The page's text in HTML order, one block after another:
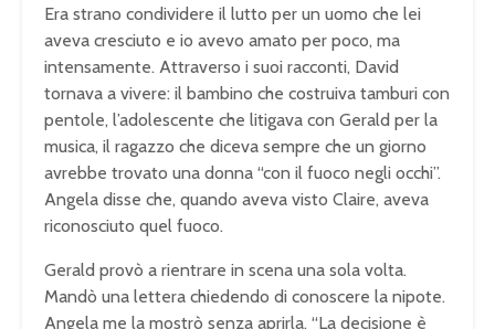
Era strano condividere il lutto per un uomo che lei
aveva cresciuto e io avevo amato per poco, ma
intensamente. Attraverso i suoi racconti, David
tornava a vivere: il bambino che costruiva tamburi con
pentole, l’adolescente che litigava con Gerald per la
musica, il ragazzo che diceva sempre che un giorno
avrebbe trovato una donna “con il fuoco negli occhi”.
Angela disse che, quando aveva visto Claire, aveva
riconosciuto quel fuoco.
Gerald provò a rientrare in scena una sola volta.
Mandò una lettera chiedendo di conoscere la nipote.
Angela me la mostrò senza aprirla. “La decisione è